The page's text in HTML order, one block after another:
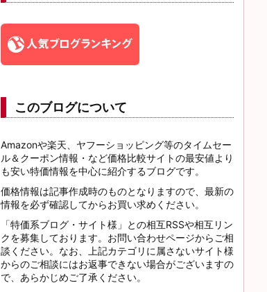
このブログについて
Amazonや楽天、ヤフーショッピング等のタイムセー
ル＆クーポン情報・など価格比較サイトの最安値より
も安い特価情報を中心に紹介するブログです。
価格情報は記事作成時のものとなりますので、最新の
情報を必ず確認してからお買い求めください。
「特価系ブログ・サイト様」との相互RSSや相互リン
クを募集しております。お問い合わせページからご相
談ください。なお、上記カテゴリに属さないサイト様
からのご相談にはお返事できない場合がございますの
で、あらかじめご了承ください。